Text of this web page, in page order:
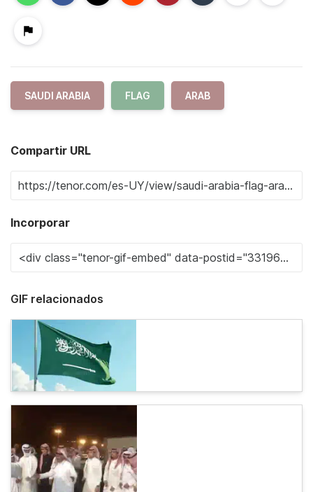
SAUDI ARABIA FLAG ARAB
Compartir URL
Incorporar
GIF relacionados